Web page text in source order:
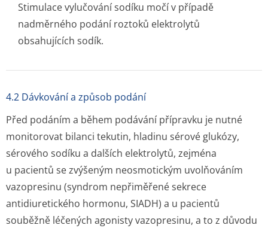
Stimulace vylučování sodíku močí v případě
nadměrného podání roztoků elektrolytů
obsahujících sodík.
4.2 Dávkování a způsob podání
Před podáním a během podávání přípravku je nutné
monitorovat bilanci tekutin, hladinu sérové glukózy,
sérového sodíku a dalších elektrolytů, zejména
u pacientů se zvýšeným neosmotickým uvolňováním
vazopresinu (syndrom nepřiměřené sekrece
antidiuretického hormonu, SIADH) a u pacientů
souběžně léčených agonisty vazopresinu, a to z důvodu